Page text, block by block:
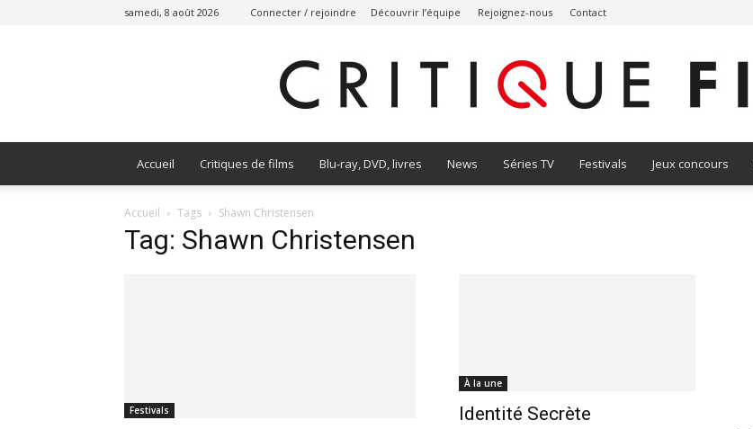
samedi, 8 août 2026 Connecter / rejoindre Découvrir l’équipe Rejoignez-nous Contact
Accueil Critiques de films Blu-ray, DVD, livres News Séries TV Festivals Jeux concours
Accueil Tags Shawn Christensen
Tag: Shawn Christensen
Festivals
À la une
Identité Secrète